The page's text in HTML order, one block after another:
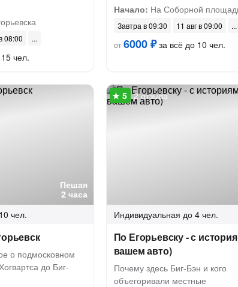
08:00
чел.
Начало: На Соборной
Завтра в 09:30
11 авг в 09:00
от6000 ₽за всё до 10 чел.
Пешая
2 часа
чел.
о подмосковном
до Биг-
2 отзыва
Индивидуальная до 4 чел.
По Егорьевску - с
вашем авто)
Почему здесь Биг-Бэн и кого
объегоривали местные